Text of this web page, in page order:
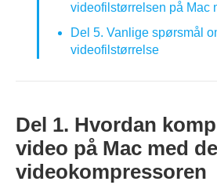
videofilstørrelsen på Mac
Del 5. Vanlige spørsmål
videofilstørrelse
Del 1. Hvordan
video på Mac med
videokompressoren